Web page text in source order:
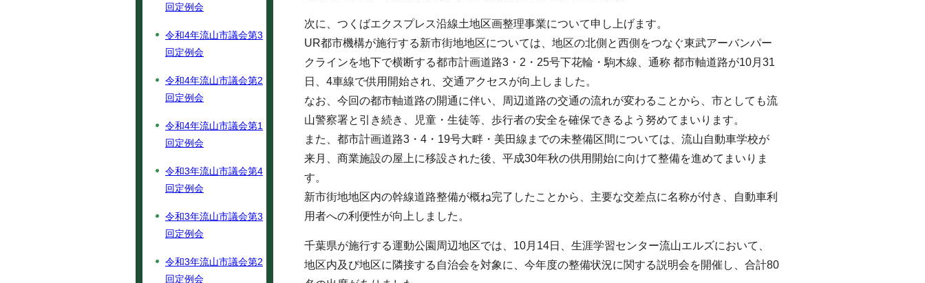
次に、つくばエクスプレス沿線土地区画整理事業について申し上げます。
UR都市機構が施行する新市街地地区については、地区の北側と西側をつなぐ東武アーバンパー
クラインを地下で横断する都市計画道路3・2・25号下花輪・駒木線、通称 都市軸道路が10月31
日、4車線で供用開始され、交通アクセスが向上しました。
なお、今回の都市軸道路の開通に伴い、周辺道路の交通の流れが変わることから、市としても流
山警察署と引き続き、児童・生徒等、歩行者の安全を確保できるよう努めてまいります。
また、都市計画道路3・4・19号大畔・美田線までの未整備区間については、流山自動車学校が
来月、商業施設の屋上に移設された後、平成30年秋の供用開始に向けて整備を進めてまいりま
す。
新市街地地区内の幹線道路整備が概ね完了したことから、主要な交差点に名称が付き、自動車利
用者への利便性が向上しました。
千葉県が施行する運動公園周辺地区では、10月14日、生涯学習センター流山エルズにおいて、
地区内及び地区に隣接する自治会を対象に、今年度の整備状況に関する説明会を開催し、合計80
回定例会
令和4年流山市議会第3
回定例会
令和4年流山市議会第2
回定例会
令和4年流山市議会第1
回定例会
令和3年流山市議会第4
回定例会
令和3年流山市議会第3
回定例会
令和3年流山市議会第2
回定例会